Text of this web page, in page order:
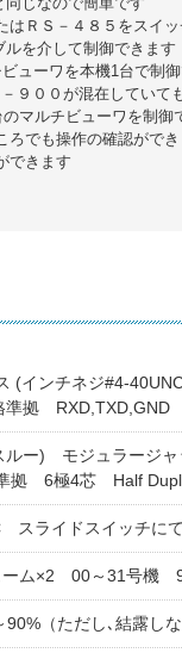
はＲＳ－４８５をスイ
を介して制御できます
ューワを本機1台で制
９００が混在していて
マルチビューワを制御
ろでも操作の確認がで
できます
(インチネジ#4-
準拠 RXD,TXD,GND
ルー) モジュラージャ
拠 6極4芯 Half
スライドスイッチに
ーム×2 00～31号機
（ただし､結露し